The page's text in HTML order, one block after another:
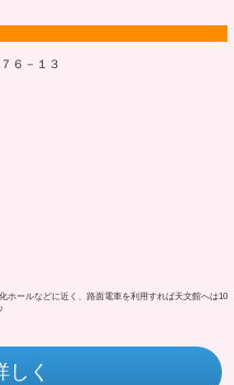
６－１３
ホールなどに近く、路面電車を利用すれば天文館へは10
しく